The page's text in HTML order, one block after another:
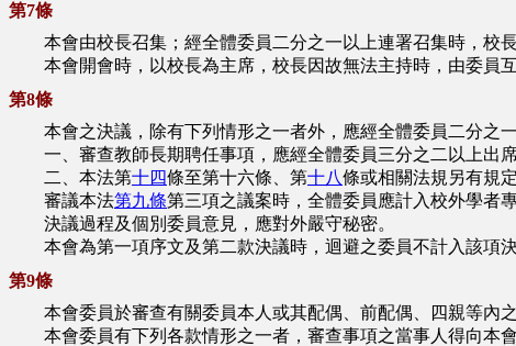
第7條
本會由校長召集；經全體委員二分之一以上連署召集時，校長
本會開會時，以校長為主席，校長因故無法主持時，由委員互
第8條
本會之決議，除有下列情形之一者外，應經全體委員二分之一
一、審查教師長期聘任事項，應經全體委員三分之二以上出席
二、本法第十四條至第十六條、第十八條或相關法規另有規定
審議本法第九條第三項之議案時，全體委員應計入校外學者
決議過程及個別委員意見，應對外嚴守秘密。
本會為第一項序文及第二款決議時，迴避之委員不計入該項決
第9條
本會委員於審查有關委員本人或其配偶、前配偶、四親等內之
本會委員有下列各款情形之一者，審查事項之當事人得向本會